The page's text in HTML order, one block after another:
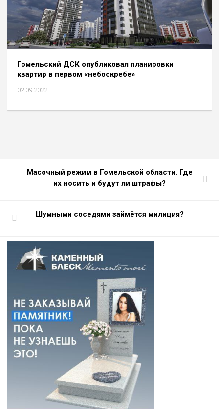
Гомельский ДСК опубликовал планировки
квартир в первом «небоскребе»
02.09.2022
Масочный режим в Гомельской области. Где
их носить и будут ли штрафы?
Шумными соседями займётся милиция?